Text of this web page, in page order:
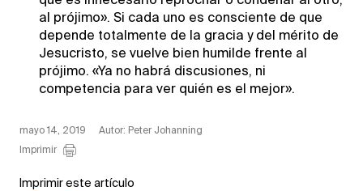
al prójimo». Si cada uno es consciente de que
depende totalmente de la gracia y del mérito de
Jesucristo, se vuelve bien humilde frente al
prójimo. «Ya no habrá discusiones, ni
competencia para ver quién es el mejor».
mayo 14, 2019
Autor: Peter Johanning
Imprimir
Imprimir este artículo